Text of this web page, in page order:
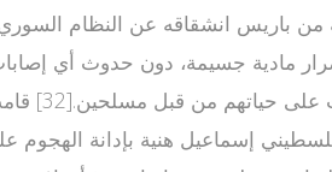
إلى انفجار كبير أسفر عن أضرار مادية
تعرض بعض